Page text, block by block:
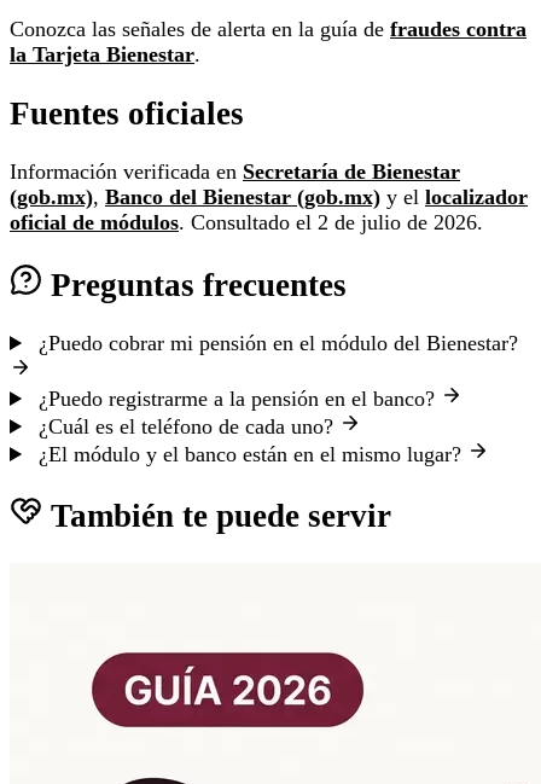
Conozca las señales de alerta en la guía de fraudes contra
la Tarjeta Bienestar.
Fuentes oficiales
Información verificada en Secretaría de Bienestar
(gob.mx), Banco del Bienestar (gob.mx) y el localizador
oficial de módulos. Consultado el 2 de julio de 2026.
Preguntas frecuentes
¿Puedo cobrar mi pensión en el módulo del Bienestar?
¿Puedo registrarme a la pensión en el banco?
¿Cuál es el teléfono de cada uno?
¿El módulo y el banco están en el mismo lugar?
También te puede servir